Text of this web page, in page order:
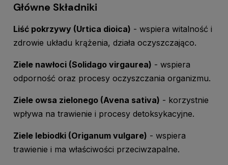
Główne Składniki
Liść pokrzywy (Urtica dioica) - wspiera witalność i
zdrowie układu krążenia, działa oczyszczająco.
Ziele nawłoci (Solidago virgaurea) - wspiera
odporność oraz procesy oczyszczania organizmu.
Ziele owsa zielonego (Avena sativa) - korzystnie
wpływa na trawienie i procesy detoksykacyjne.
Ziele lebiodki (Origanum vulgare) - wspiera
trawienie i ma właściwości przeciwzapalne.